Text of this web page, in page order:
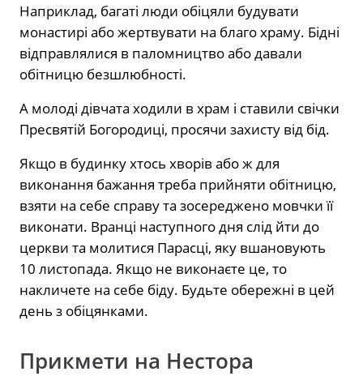
Наприклад, багаті люди обіцяли будувати
монастирі або жертвувати на благо храму. Бідні
відправлялися в паломництво або давали
обітницю безшлюбності.
А молоді дівчата ходили в храм і ставили свічки
Пресвятій Богородиці, просячи захисту від бід.
Якщо в будинку хтось хворів або ж для
виконання бажання треба прийняти обітницю,
взяти на себе справу та зосереджено мовчки її
виконати. Вранці наступного дня слід йти до
церкви та молитися Парасці, яку вшановують
10 листопада. Якщо не виконаєте це, то
накличете на себе біду. Будьте обережні в цей
день з обіцянками.
Прикмети на Нестора